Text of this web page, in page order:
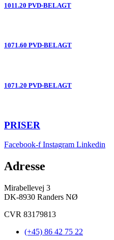
1011.20 PVD-BELAGT
1071.60 PVD-BELAGT
1071.20 PVD-BELAGT
PRISER
Facebook-f Instagram Linkedin
Adresse
Mirabellevej 3
DK-8930 Randers NØ
CVR 83179813
(+45) 86 42 75 22